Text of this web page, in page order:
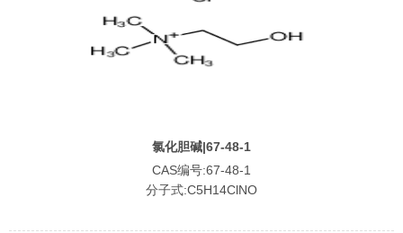
氯化胆碱|67-48-1
CAS编号:67-48-1
分子式:C5H14ClNO